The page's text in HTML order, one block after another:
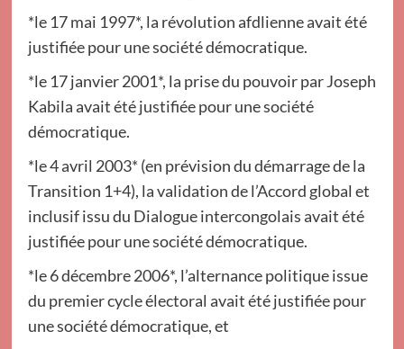
*le 17 mai 1997*, la révolution afdlienne avait été
justifiée pour une société démocratique.
*le 17 janvier 2001*, la prise du pouvoir par Joseph
Kabila avait été justifiée pour une société
démocratique.
*le 4 avril 2003* (en prévision du démarrage de la
Transition 1+4), la validation de l’Accord global et
inclusif issu du Dialogue intercongolais avait été
justifiée pour une société démocratique.
*le 6 décembre 2006*, l’alternance politique issue
du premier cycle électoral avait été justifiée pour
une société démocratique, et